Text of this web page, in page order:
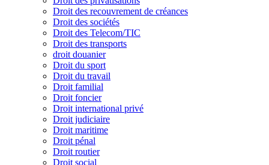
Droit des recouvrement de créances
Droit des sociétés
Droit des Telecom/TIC
Droit des transports
droit douanier
Droit du sport
Droit du travail
Droit familial
Droit foncier
Droit international privé
Droit judiciaire
Droit maritime
Droit pénal
Droit routier
Droit social